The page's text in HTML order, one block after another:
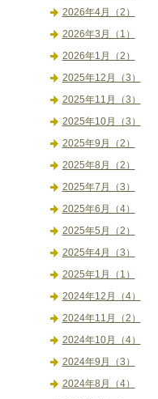
2026年4月（2）
2026年3月（1）
2026年1月（2）
2025年12月（3）
2025年11月（3）
2025年10月（3）
2025年9月（2）
2025年8月（2）
2025年7月（3）
2025年6月（4）
2025年5月（2）
2025年4月（3）
2025年1月（1）
2024年12月（4）
2024年11月（2）
2024年10月（4）
2024年9月（3）
2024年8月（4）